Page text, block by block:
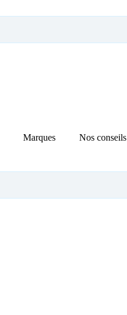
Marques Nos conseils